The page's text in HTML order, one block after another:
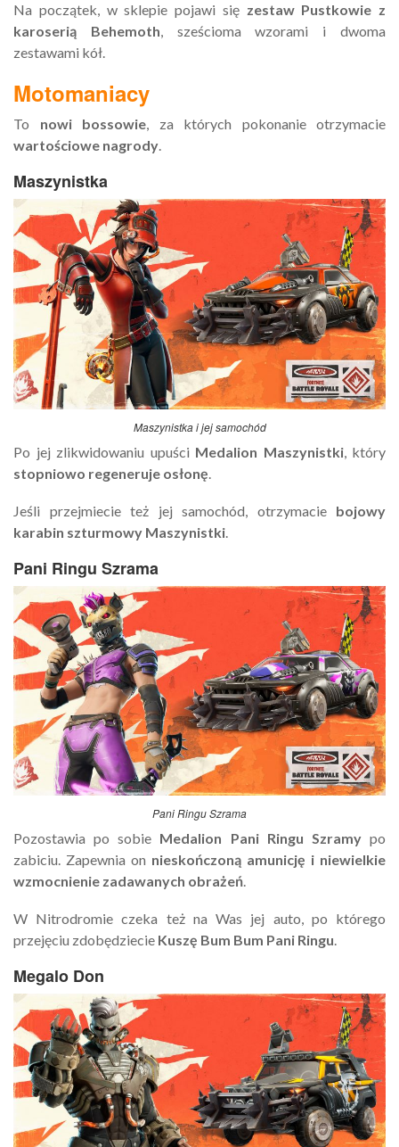
Na początek, w sklepie pojawi się zestaw Pustkowie z
karoserią Behemoth, sześcioma wzorami i dwoma
zestawami kół.
Motomaniacy
To nowi bossowie, za których pokonanie otrzymacie
wartościowe nagrody.
Maszynistka
Maszynistka i jej samochód
Po jej zlikwidowaniu upuści Medalion Maszynistki, który
stopniowo regeneruje osłonę
Jeśli przejmiecie też jej samochód, otrzymacie bojowy
karabin szturmowy Maszynistki
Pani Ringu Szrama
Pani Ringu Szrama
Pozostawia po sobie Medalion Pani Ringu Szramypo
zabiciu. Zapewnia on nieskończoną amunicję i niewielkie
wzmocnienie zadawanych obrażeń
W Nitrodromie czeka też na Was jej auto, po którego
przejęciu zdobędziecie Kuszę Bum Bum Pani Ringu
Megalo Don